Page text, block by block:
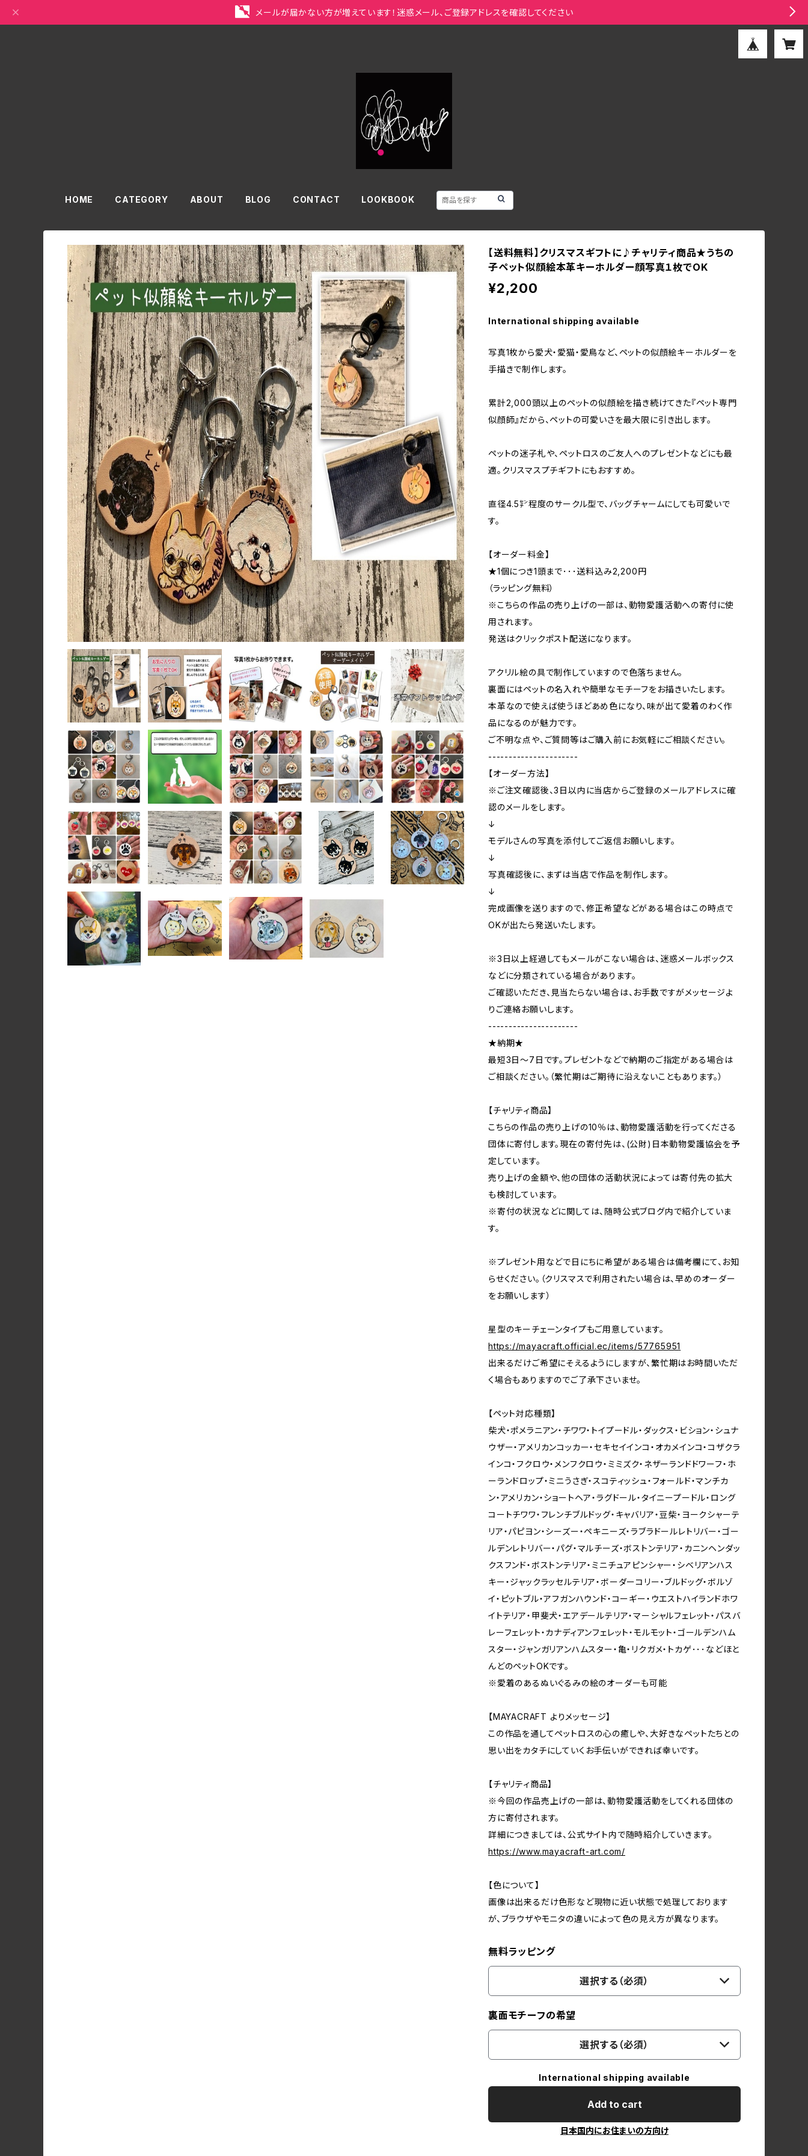
メールが届かない方が増えています！迷惑メール、ご登録アドレスを確認してください
HOME CATEGORY ABOUT BLOG CONTACT LOOKBOOK
【送料無料】クリスマスギフトに♪チャリティ商品★うちの
子ペット似顔絵本革キーホルダー顔写真１枚でOK
¥2,200
International shipping available
写真1枚から愛犬・愛猫・愛鳥など、ペットの似顔絵キーホルダーを
手描きで制作します。
累計2,000頭以上のペットの似顔絵を描き続けてきた『ペット専門
似顔師』だから、ペットの可愛いさを最大限に引き出します。
ペットの迷子札や、ペットロスのご友人へのプレゼントなどにも最
適。クリスマスプチギフトにもおすすめ。
直径4.5㌢程度のサークル型で、バッグチャームにしても可愛いで
す。
【オーダー料金】
★1個につき1頭まで･･･送料込み2,200円
（ラッピング無料）
※こちらの作品の売り上げの一部は、動物愛護活動への寄付に使
用されます。
発送はクリックポスト配送になります。
アクリル絵の具で制作していますので色落ちません。
裏面にはペットの名入れや簡単なモチーフをお描きいたします。
本革なので使えば使うほどあめ色になり、味が出て愛着のわく作
品になるのが魅力です。
ご不明な点や、ご質問等はご購入前にお気軽にご相談ください。
----------------------
【オーダー方法】
※ご注文確認後、3日以内に当店からご登録のメールアドレスに確
認のメールをします。
↓
モデルさんの写真を添付してご返信お願いします。
↓
写真確認後に、まずは当店で作品を制作します。
↓
完成画像を送りますので、修正希望などがある場合はこの時点で
OKが出たら発送いたします。
※3日以上経過してもメールがこない場合は、迷惑メールボックス
などに分類されている場合があります。
ご確認いただき、見当たらない場合は、お手数ですがメッセージよ
りご連絡お願いします。
----------------------
★納期★
最短3日～7日です。プレゼントなどで納期のご指定がある場合は
ご相談ください。（繁忙期はご期待に沿えないこともあります。）
【チャリティ商品】
こちらの作品の売り上げの10％は、動物愛護活動を行ってくださる
団体に寄付します。現在の寄付先は、(公財)日本動物愛護協会を予
定しています。
売り上げの金額や、他の団体の活動状況によっては寄付先の拡大
も検討しています。
※寄付の状況などに関しては、随時公式ブログ内で紹介していま
す。
※プレゼント用などで日にちに希望がある場合は備考欄にて、お知
らせください。（クリスマスで利用されたい場合は、早めのオーダー
をお願いします）
星型のキーチェーンタイプもご用意しています。
https://mayacraft.official.ec/items/57765951
出来るだけご希望にそえるようにしますが、繁忙期はお時間いただ
く場合もありますのでご了承下さいませ。
【ペット対応種類】
柴犬・ポメラニアン・チワワ・トイプードル・ダックス・ビション・シュナ
ウザー・アメリカンコッカー・セキセイインコ・オカメインコ・コザクラ
インコ・フクロウ・メンフクロウ・ミミズク・ネザーランドドワーフ・ホ
ーランドロップ・ミニうさぎ・スコティッシュ・フォールド・マンチカ
ン・アメリカン・ショートヘア・ラグドール・タイニープードル・ロング
コートチワワ・フレンチブルドッグ・キャバリア・豆柴・ヨークシャーテ
リア・パピヨン・シーズー・ペキニーズ・ラブラドールレトリバー・ゴー
ルデンレトリバー・パグ・マルチーズ・ボストンテリア・カニンヘンダッ
クスフンド・ボストンテリア・ミニチュアピンシャー・シベリアンハス
キー・ジャックラッセルテリア・ボーダーコリー・ブルドッグ・ボルゾ
イ・ピットブル・アフガンハウンド・コーギー・ウエストハイランドホワ
イトテリア・甲斐犬・エアデールテリア・マーシャルフェレット・パスバ
レーフェレット・カナディアンフェレット・モルモット・ゴールデンハム
スター・ジャンガリアンハムスター・亀・リクガメ・トカゲ･･･などほと
んどのペットOKです。
※愛着のあるぬいぐるみの絵のオーダーも可能
【MAYACRAFT よりメッセージ】
この作品を通してペットロスの心の癒しや、大好きなペットたちとの
思い出をカタチにしていくお手伝いができれば幸いです。
【チャリティ商品】
※今回の作品売上げの一部は、動物愛護活動をしてくれる団体の
方に寄付されます。
詳細につきましては、公式サイト内で随時紹介していきます。
https://www.mayacraft-art.com/
【色について】
画像は出来るだけ色形など現物に近い状態で処理しております
が、ブラウザやモニタの違いによって色の見え方が異なります。
無料ラッピング
選択する（必須）
裏面モチーフの希望
選択する（必須）
International shipping available
Add to cart
日本国内にお住まいの方向け